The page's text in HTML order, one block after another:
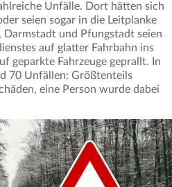
Unfälle. Dort hätten sich
seien sogar in die Leitplanke
und Pfungstadt seien
auf glatter Fahrbahn ins
geparkte Fahrzeuge geprallt. In
70 Unfällen: Größtenteils
eine Person wurde dabei